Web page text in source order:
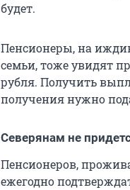
будет.
Пенсионеры, на
семьи, тоже увидят
рубля. Получить
получения нужно
Северянам не
Пенсионеров,
ежегодно